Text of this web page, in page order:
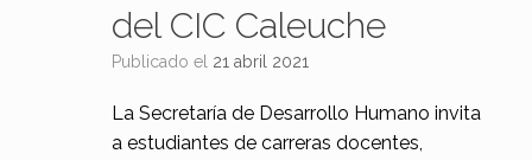
del CIC Caleuche
Publicado el 21 abril 2021
La Secretaría de Desarrollo Humano invita
a estudiantes de carreras docentes,